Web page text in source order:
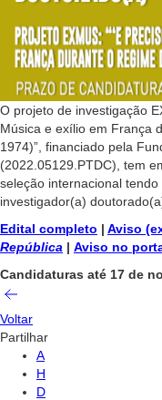
O projeto de investigação
Música e exílio em França
1974)”, financiado pela
(2022.05129.PTDC), tem
seleção internacional
investigador(a)
Edital completo | Aviso
República | Aviso no
Candidaturas até 17 de
Voltar
Partilhar
A
H
D